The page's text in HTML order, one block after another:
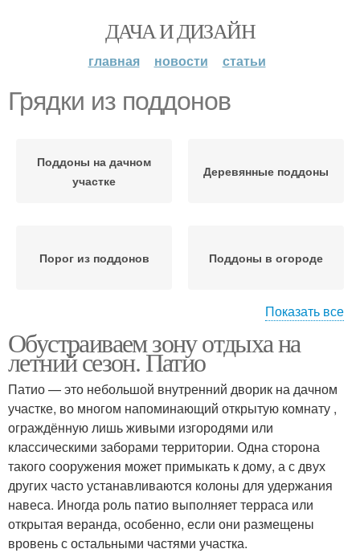
ДАЧА И ДИЗАЙН
главная новости статьи
Грядки из поддонов
Поддоны на дачном
участке
Деревянные поддоны
Порог из поддонов Поддоны в огороде
горизонтальном
положении
установкой
Лайфхаки с поддонами Мебель из поддонов
Показать все
Обустраиваем зону отдыха на
летний сезон. Патио
Патио — это небольшой внутренний дворик на дачном
участке, во многом напоминающий открытую комнату ,
ограждённую лишь живыми изгородями или
классическими заборами территории. Одна сторона
такого сооружения может примыкать к дому, а с двух
других часто устанавливаются колоны для удержания
навеса. Иногда роль патио выполняет терраса или
открытая веранда, особенно, если они размещены
вровень с остальными частями участка.